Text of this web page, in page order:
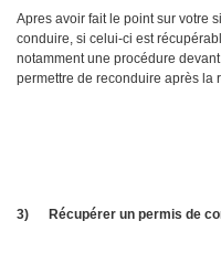
Apres avoir fait le point sur votre
conduire, si celui-ci est
notamment une procédure
permettre de reconduire après la
3) Récupérer un permis de